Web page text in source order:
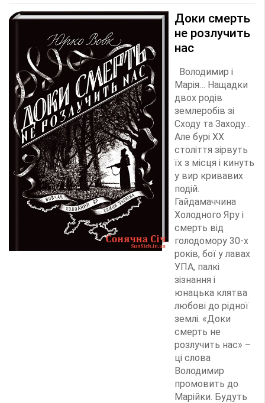
Доки смерть
не розлучить
нас
Володимир і
Марія… Нащадки
двох родів
землеробів зі
Сходу та Заходу…
Але бурі ХХ
століття зірвуть
їх з місця і кинуть
у вир кривавих
подій.
Гайдамаччина
Холодного Яру і
смерть від
голодомору 30-х
років, бої у лавах
УПА, палкі
зізнання і
юнацька клятва
любові до рідної
землі. «Доки
смерть не
розлучить нас» –
ці слова
Володимир
промовить до
Марійки. Будуть